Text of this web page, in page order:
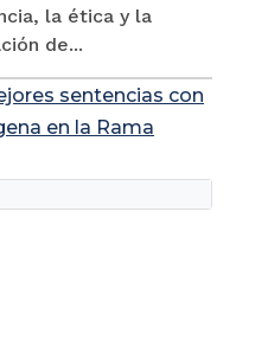
la ética y la
de...
sentencias con
en la Rama